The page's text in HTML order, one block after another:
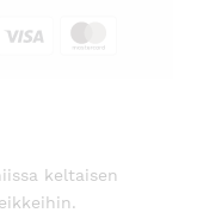
keltaisen